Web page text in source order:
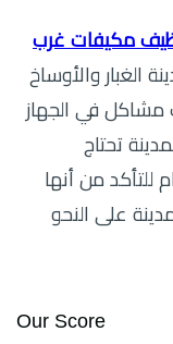
مكيفات غرب
الغبار والأوساخ
مشاكل في الجهاز
تحتاج
للتأكد من أنها
على النحو
Our Score